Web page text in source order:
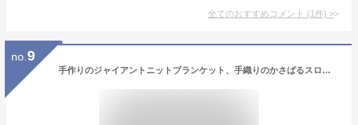
全てのおすすめコメント (1件) >
no. 9
手作りのジャイアントニットブランケット、手織りのかさばるスロー、キャンプピクニック用のポータブルトラベルブランケット、四季に適しています, Gray, 200*200cm